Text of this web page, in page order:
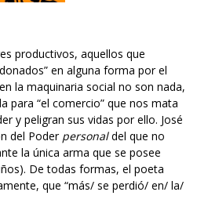
productivos, aquellos que
en alguna forma por el
la maquinaria social no son nada,
para “el comercio” que nos mata
y peligran sus vidas por ello. José
del Poder personaldel que no
la única arma que se posee
De todas formas, el poeta
que “más/ se perdió/ en/ la/